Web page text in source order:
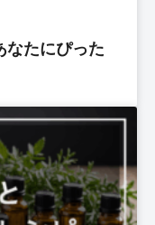
なたにぴった